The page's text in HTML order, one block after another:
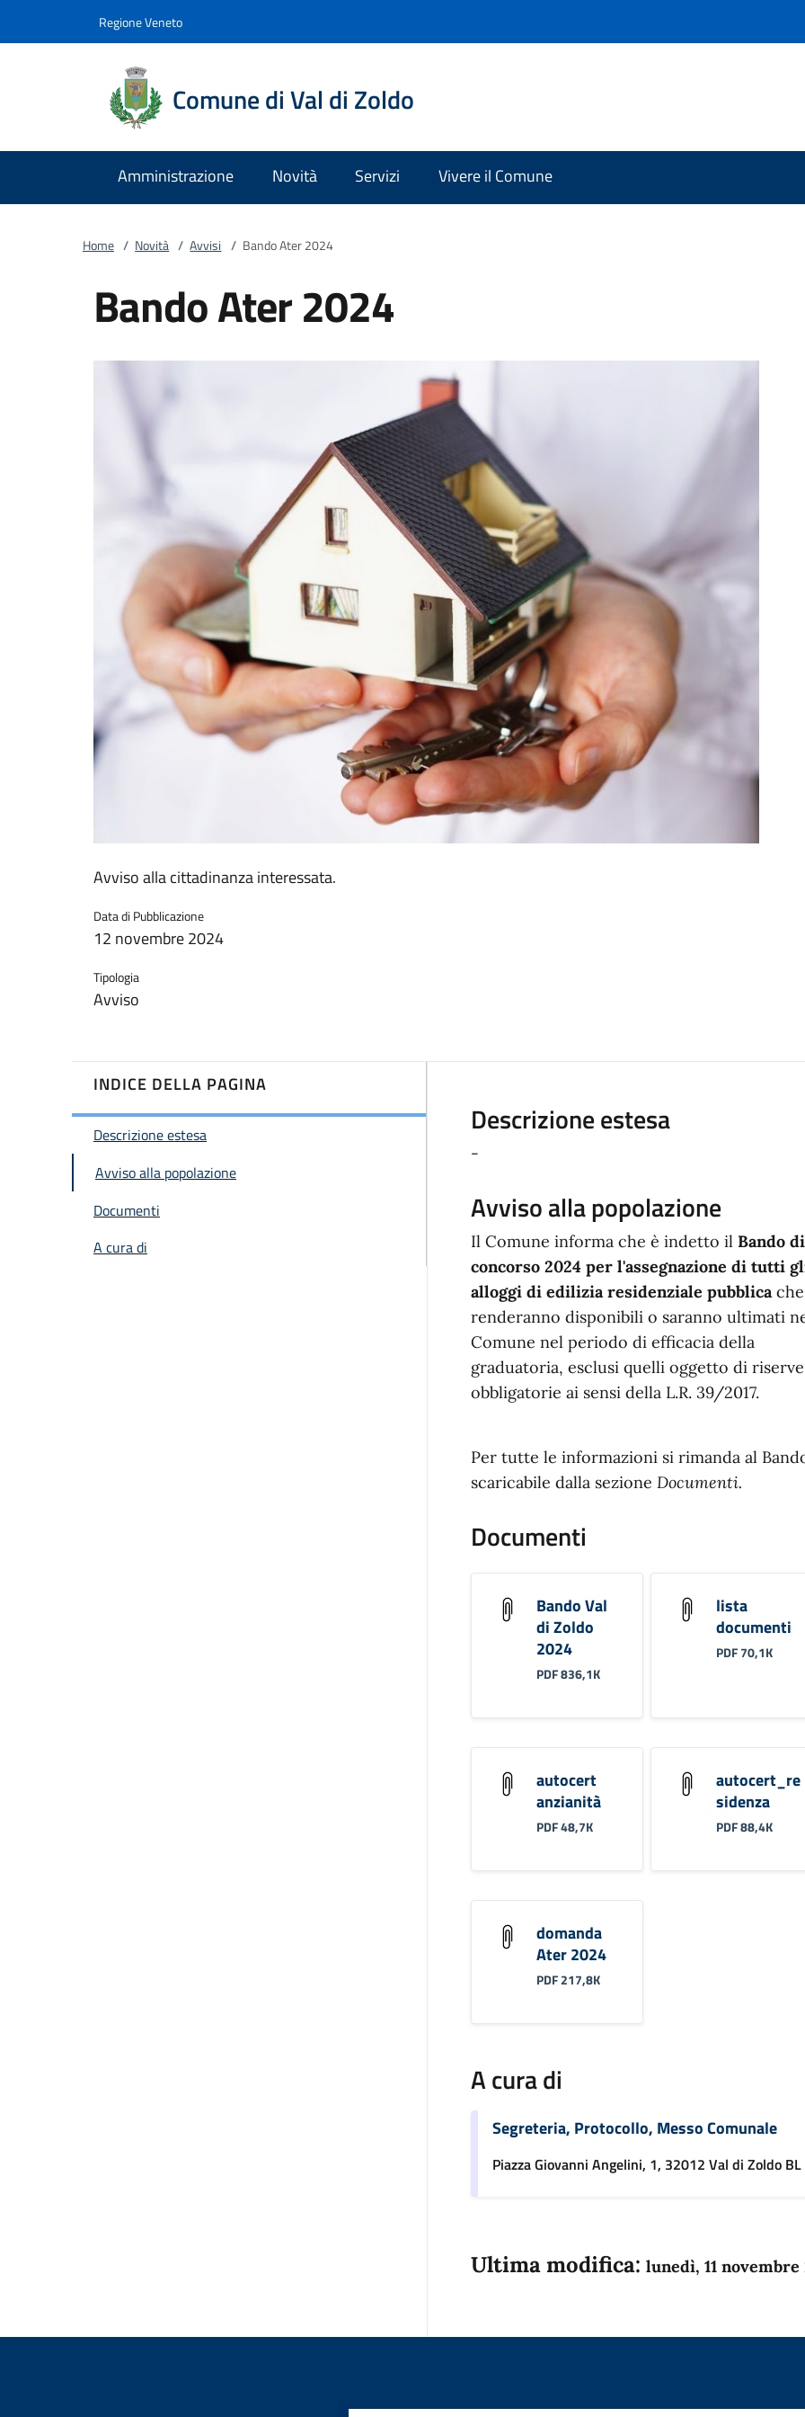
Regione Veneto
Comune di Val di Zoldo
Amministrazione Novità Servizi Vivere il Comune
Home / Novità / Avvisi / Bando Ater 2024
Bando Ater 2024
Avviso alla cittadinanza interessata.
Data di Pubblicazione
12 novembre 2024
Tipologia
Avviso
INDICE DELLA PAGINA
Descrizione estesa
Avviso alla popolazione
Documenti
A cura di
Descrizione estesa
-
Avviso alla popolazione
Il Comune informa che è indetto ilBando di
concorso 2024 per l'assegnazione di tutti
alloggi di edilizia residenziale pubblica
renderanno disponibili o saranno ultimati
Comune nel periodo di efficacia della
graduatoria, esclusi quelli oggetto di riserve
obbligatorie ai sensi della L.R. 39/2017.
Per tutte le informazioni si rimanda al
scaricabile dalla sezione Documenti.
Documenti
Bando Val
di Zoldo
2024
PDF 836,1K
lista
documenti
PDF 70,1K
autocert
anzianità
PDF 48,7K
autocert_re
sidenza
PDF 88,4K
domanda
Ater 2024
PDF 217,8K
A cura di
Segreteria, Protocollo, Messo Comunale
Piazza Giovanni Angelini, 1, 32012 Val di Zoldo BL
Ultima modifica: lunedì, 11 novembre